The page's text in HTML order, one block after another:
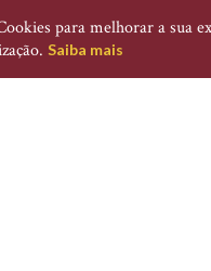
para melhorar a sua
Saiba mais